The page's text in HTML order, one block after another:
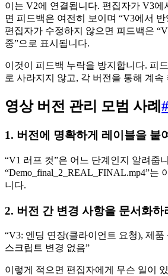
이는 V2에 연결됩니다. 편집자가 V3에
면 피드백은 여전히 보이며 “V3에서
편집자가 수정하지 않으면 피드백은
중”으로 표시됩니다.
이것이 피드백 누락을 방지합니다. 피
로 사라지지 않고, 각 버전을 통해 계속
영상 버전 관리 모범 사례 #
1. 버전에 명확하게 레이블을 붙
“V1 러프 컷”은 어느 단계인지 알려줍
“Demo_final_2_REAL_FINAL.mp4”는
니다.
2. 버전 간 변경 사항을 문서화하
“V3: 엔딩 연장(클라이언트 요청), 제품
스크립트 변경 없음”
이렇게 적으면 편집자에게 무슨 일이